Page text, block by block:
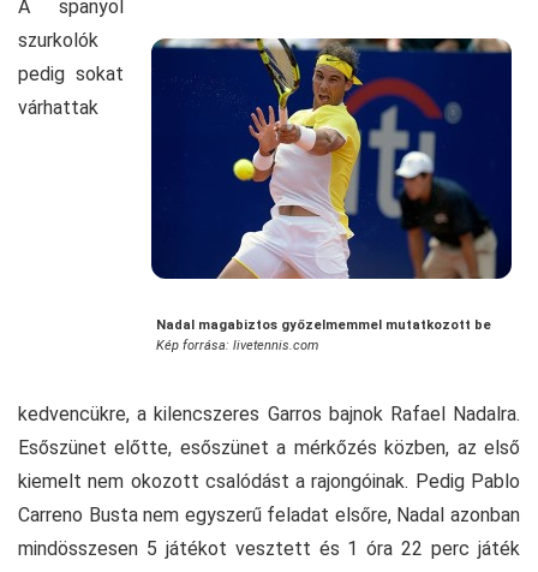
Nadal magabiztos győzelmemmel mutatkozott be
Kép forrása: livetennis.com
A spanyol
szurkolók
pedig sokat
várhattak
kedvencükre, a kilencszeres Garros bajnok Rafael Nadalra.
Esőszünet előtte, esőszünet a mérkőzés közben, az első
kiemelt nem okozott csalódást a rajongóinak. Pedig Pablo
Carreno Busta nem egyszerű feladat elsőre, Nadal azonban
mindösszesen 5 játékot vesztett és 1 óra 22 perc játék